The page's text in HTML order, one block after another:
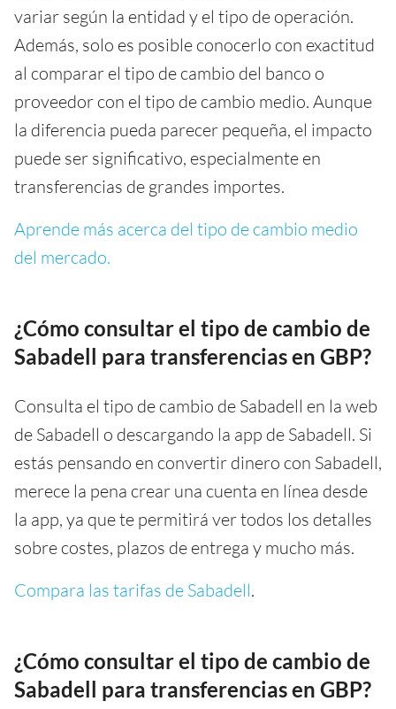
variar según la entidad y el tipo de operación.
Además, solo es posible conocerlo con exactitud
al comparar el tipo de cambio del banco o
proveedor con el tipo de cambio medio. Aunque
la diferencia pueda parecer pequeña, el impacto
puede ser significativo, especialmente en
transferencias de grandes importes.
Aprende más acerca del tipo de cambio medio
del mercado.
¿Cómo consultar el tipo de cambio de
Sabadell para transferencias en GBP?
Consulta el tipo de cambio de Sabadell en la web
de Sabadell o descargando la app de Sabadell. Si
estás pensando en convertir dinero con Sabadell,
merece la pena crear una cuenta en línea desde
la app, ya que te permitirá ver todos los detalles
sobre costes, plazos de entrega y mucho más.
Compara las tarifas de Sabadell.
¿Cómo consultar el tipo de cambio de
Sabadell para transferencias en GBP?